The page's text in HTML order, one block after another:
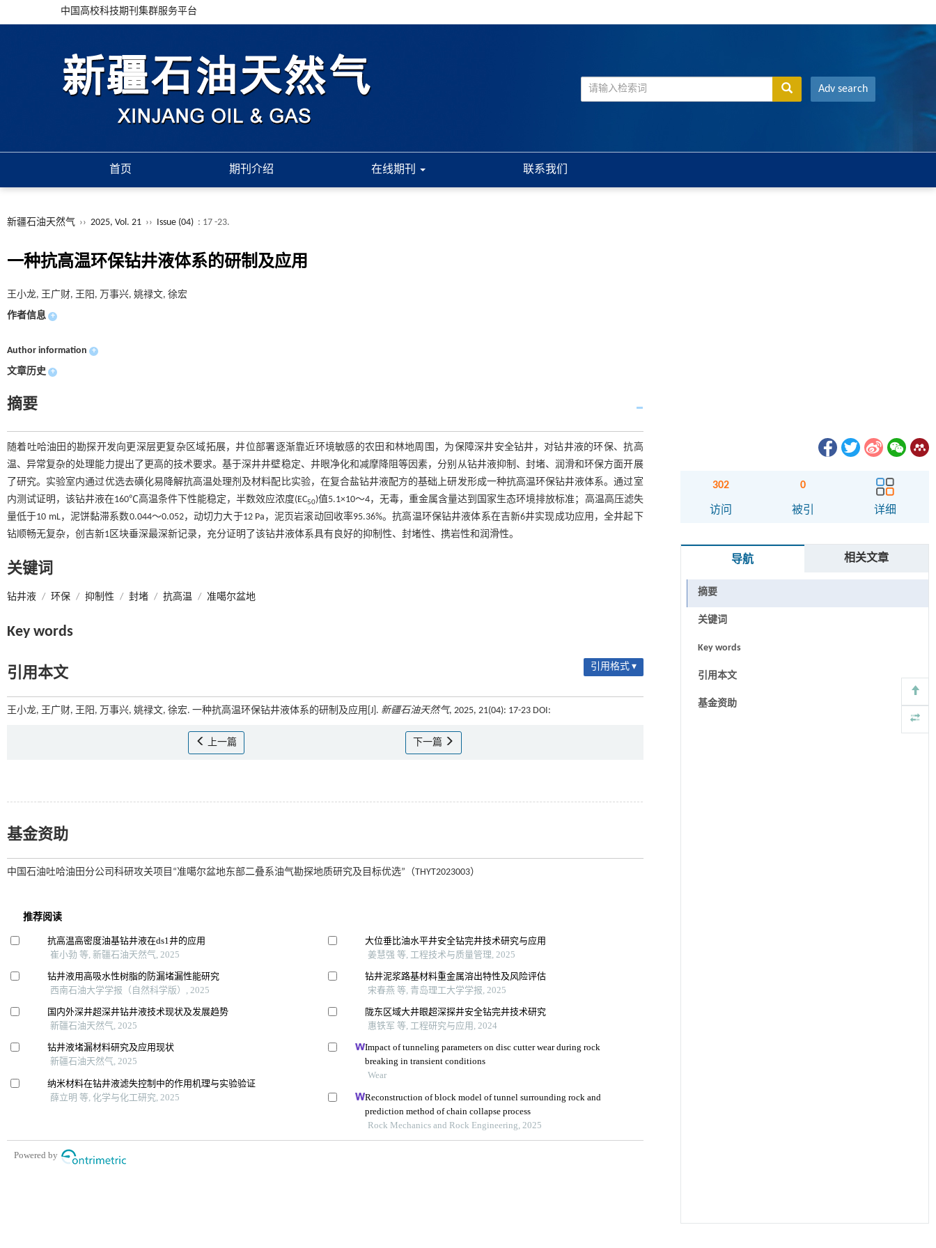
中国高校科技期刊集群服务平台
Adv search
首页 期刊介绍 在线期刊 联系我们
新疆石油天然气 ›› 2025, Vol. 21 ›› Issue (04) : 17 -23.
一种抗高温环保钻井液体系的研制及应用
王小龙, 王广财, 王阳, 万事兴, 姚禄文, 徐宏
作者信息 +
Author information +
文章历史 +
摘要
随着吐哈油田的勘探开发向更深层更复杂区域拓展，井位部署逐渐靠近环境敏感的农田和林地周围，为保障深井安全钻井，对钻井液的环保、抗高
温、异常复杂的处理能力提出了更高的技术要求。基于深井井壁稳定、井眼净化和减摩降阻等因素，分别从钻井液抑制、封堵、润滑和环保方面开展
了研究。实验室内通过优选去磺化易降解抗高温处理剂及材料配比实验，在复合盐钻井液配方的基础上研发形成一种抗高温环保钻井液体系。通过室
内测试证明，该钻井液在160℃高温条件下性能稳定，半数效应浓度(EC50)值5.1×10～4，无毒，重金属含量达到国家生态环境排放标准；高温高压滤失
量低于10 mL，泥饼黏滞系数0.044～0.052，动切力大于12 Pa，泥页岩滚动回收率95.36%。抗高温环保钻井液体系在吉新6井实现成功应用，全井起下
钻顺畅无复杂，创吉新1区块垂深最深新记录，充分证明了该钻井液体系具有良好的抑制性、封堵性、携岩性和润滑性。
关键词
钻井液 / 环保 / 抑制性 / 封堵 / 抗高温 / 准噶尔盆地
Key words
引用本文 引用格式 ▾
王小龙, 王广财, 王阳, 万事兴, 姚禄文, 徐宏. 一种抗高温环保钻井液体系的研制及应用[J]. 新疆石油天然气, 2025, 21(04): 17-23 DOI:
上一篇 下一篇
基金资助
中国石油吐哈油田分公司科研攻关项目“准噶尔盆地东部二叠系油气勘探地质研究及目标优选”（THYT2023003）
302
访问
0
被引 详细
导航 相关文章
摘要
关键词
Key words
引用本文
基金资助